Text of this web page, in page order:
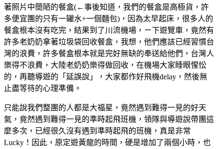
著照片中簡陋的餐盒(←事後知道，我們的餐盒是高極貨，許
多便宜團的只有一罐水+一個麵包)，因為太早起床，很多人的
餐盒根本沒有吃完，結果到了川流機場，ㄧ下遊覽車，竟然有
許多老奶奶拿著垃圾袋回收餐盒，我想，他們應該已經習慣台
灣的浪費，許多餐盒根本就是完好無缺的奉送給他們，台灣人
樂得不浪費，大陸老奶奶樂得做回收，在機場大家睡眼惺忪
的，再聽導遊的「延誤說」，大家都作好飛機delay，然後無
止盡等待的心理準備。
只能說我們整團的人都是大福星，竟然遇到難得一見的好天
氣，竟然遇到難得一見的準時起飛班機，領隊與導遊說帶團這
麼多次，已經很久沒有遇到準時起飛的班機，真是非常
Lucky！因此，原定遊黃龍的時間，硬是增加了兩個小時，也